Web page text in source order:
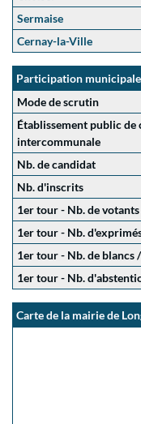
Sermaise
Cernay-la-Ville
Participation
Mode de scrutin
Établissement public
intercommunale
Nb. de candidat
Nb. d'inscrits
1er tour - Nb. de votants
1er tour - Nb.
1er tour - Nb. de blancs
1er tour - Nb.
Carte de la mairie de